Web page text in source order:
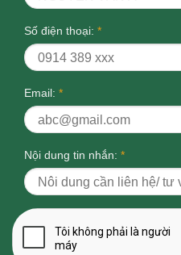
Số điện thoại: *
Email: *
Nội dung tin nhắn: *